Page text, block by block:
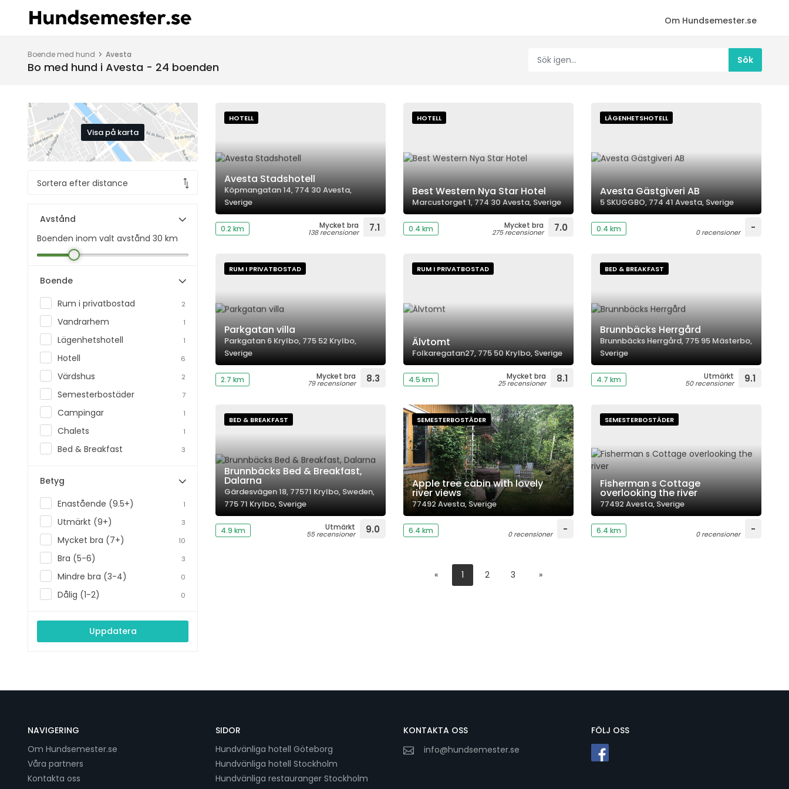
Om Hundsemester.se
Boende med hund Avesta
Bo med hund i Avesta - 24 boenden
Visa på karta
Avstånd
Boenden inom valt avstånd 30 km
Boende
Rum i privatbostad
2
Vandrarhem 1
Lägenhetshotell 1
Hotell 6
Värdshus 2
Semesterbostäder 7
Campingar 1
Chalets 1
Bed & Breakfast 3
Betyg
Enastående (9.5+)
1
Utmärkt (9+) 3
Mycket bra (7+) 10
Bra (5-6) 3
Mindre bra (3-4) 0
Dålig (1-2) 0
Uppdatera
HOTELL
Avesta Stadshotell
Köpmangatan 14, 774 30 Avesta,
Sverige
0.2 km Mycket bra
138 recensioner 7.1
HOTELL
Best Western Nya Star Hotel
Marcustorget 1, 774 30 Avesta, Sverige
0.4 km Mycket bra
275 recensioner 7.0
LÄGENHETSHOTELL
Avesta Gästgiveri AB
5 SKUGGBO, 774 41 Avesta, Sverige
0.4 km 0 recensioner -
RUM I PRIVATBOSTAD
Parkgatan villa
Parkgatan 6 Krylbo, 775 52 Krylbo,
Sverige
2.7 km Mycket bra
79 recensioner 8.3
RUM I PRIVATBOSTAD
Älvtomt
Folkaregatan27, 775 50 Krylbo, Sverige
4.5 km Mycket bra
25 recensioner 8.1
BED & BREAKFAST
Brunnbäcks Herrgård
Brunnbäcks Herrgård, 775 95 Mästerbo,
Sverige
4.7 km Utmärkt
50 recensioner 9.1
BED & BREAKFAST
Brunnbäcks Bed & Breakfast,
Dalarna
Gärdesvägen 18, 77571 Krylbo, Sweden,
775 71 Krylbo, Sverige
4.9 km Utmärkt
55 recensioner 9.0
SEMESTERBOSTÄDER
Apple tree cabin with lovely
river views
77492 Avesta, Sverige
6.4 km 0 recensioner -
SEMESTERBOSTÄDER
Fisherman s Cottage
overlooking the river
77492 Avesta, Sverige
6.4 km 0 recensioner -
« 1 2 3 »
NAVIGERING
Om Hundsemester.se
Våra partners
Kontakta oss
SIDOR
Hundvänliga hotell Göteborg
Hundvänliga hotell Stockholm
Hundvänliga restauranger Stockholm
KONTAKTA OSS
info@hundsemester.se
FÖLJ OSS